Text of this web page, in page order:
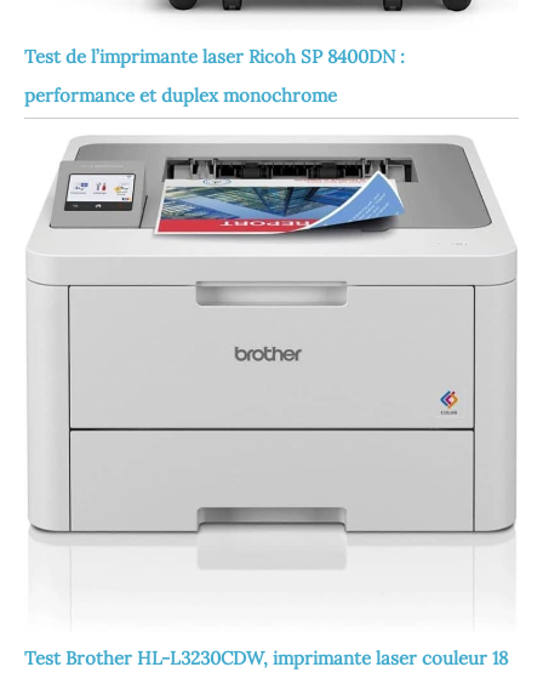
Test de l’imprimante laser Ricoh SP 8400DN :
performance et duplex monochrome
Test Brother HL-L3230CDW, imprimante laser couleur 18